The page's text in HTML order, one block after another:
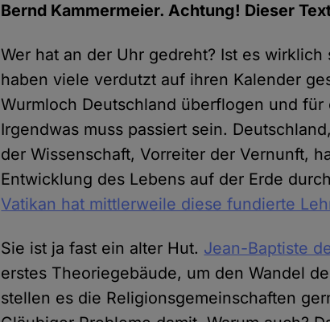
Bernd Kammermeier. Achtung! Dieser
Wer hat an der Uhr gedreht? Ist es
haben viele verdutzt auf ihren Kalender
Wurmloch Deutschland überflogen und
Irgendwas muss passiert sein.
der Wissenschaft, Vorreiter der Vernunft,
Entwicklung des Lebens auf der Erde
Vatikan hat mittlerweile diese fundierte
Sie ist ja fast ein alter Hut. Jean-Baptiste
erstes Theoriegebäude, um den Wandel
stellen es die Religionsgemeinschaften